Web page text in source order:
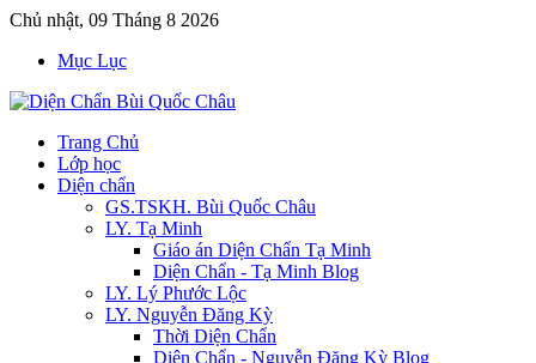
Chủ nhật, 09 Tháng 8 2026
Mục Lục
Trang Chủ
Lớp học
Diện chẩn
GS.TSKH. Bùi Quốc Châu
LY. Tạ Minh
Giáo án Diện Chẩn Tạ Minh
Diện Chẩn - Tạ Minh Blog
LY. Lý Phước Lộc
LY. Nguyễn Đăng Kỳ
Thời Diện Chẩn
Diện Chẩn - Nguyễn Đăng Kỳ Blog